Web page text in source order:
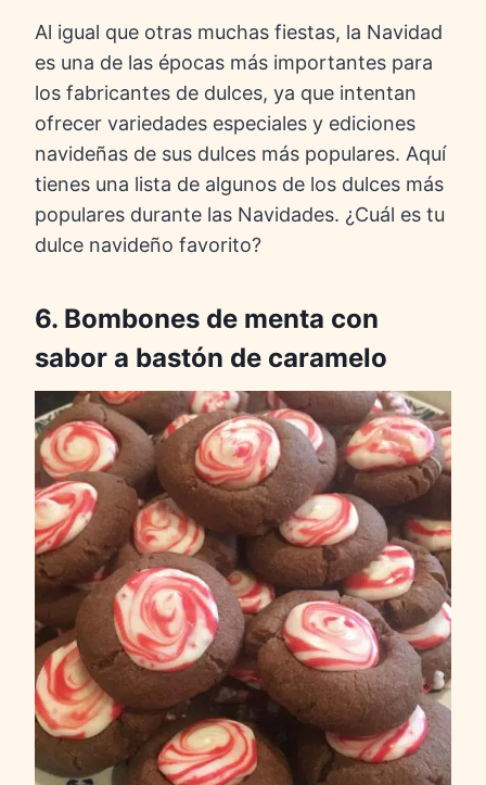
Al igual que otras muchas fiestas, la Navidad
es una de las épocas más importantes para
los fabricantes de dulces, ya que intentan
ofrecer variedades especiales y ediciones
navideñas de sus dulces más populares. Aquí
tienes una lista de algunos de los dulces más
populares durante las Navidades. ¿Cuál es tu
dulce navideño favorito?
6. Bombones de menta con
sabor a bastón de caramelo